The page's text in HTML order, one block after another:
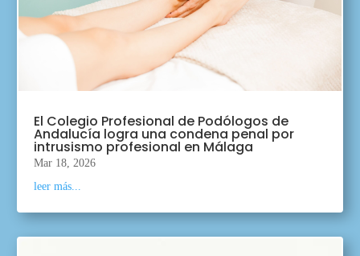
El Colegio Profesional de Podólogos de
Andalucía logra una condena penal por
intrusismo profesional en Málaga
Mar 18, 2026
leer más...